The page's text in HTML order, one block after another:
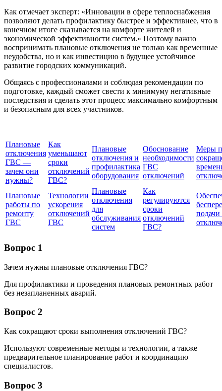
Как отмечает эксперт: «Инновации в сфере теплоснабжения
позволяют делать профилактику быстрее и эффективнее, что в
конечном итоге сказывается на комфорте жителей и
экономической эффективности систем.» Поэтому важно
воспринимать плановые отключения не только как временные
неудобства, но и как инвестицию в будущее устойчивое
развитие городских коммуникаций.
Общаясь с профессионалами и соблюдая рекомендации по
подготовке, каждый сможет свести к минимуму негативные
последствия и сделать этот процесс максимально комфортным
и безопасным для всех участников.
Плановые
отключения
ГВС —
зачем они
нужны?
Как
уменьшают
сроки
отключений
ГВС?
Плановые
отключения и
профилактика
оборудования
Обоснование
необходимости
ГВС
отключений
Меры
Плановые
работы по
ремонту
ГВС
Технологии
ускорения
отключений
ГВС
Плановые
отключения
для
обслуживания
систем
Как
регулируются
сроки
отключений
ГВС?
подачи
Вопрос 1
Зачем нужны плановые отключения ГВС?
Для профилактики и проведения плановых ремонтных работ
без незапланенных аварий.
Вопрос 2
Как сокращают сроки выполнения отключений ГВС?
Используют современные методы и технологии, а также
предварительное планирование работ и координацию
специалистов.
Вопрос 3